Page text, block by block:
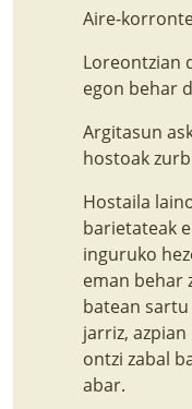
Aire-
Loreontzian
egon behar
Argitasun
hostoak
Hostaila
barietateak
inguruko
eman behar
batean
jarriz,
ontzi zabal
abar.